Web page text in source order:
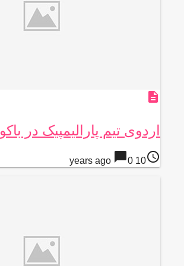
description
اردوی تیم پارالیمپیک در باکو
access_time
10 years ago
chat_bubble0